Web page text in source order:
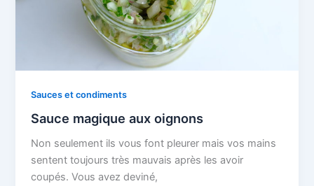
Sauces et condiments
Sauce magique aux oignons
Non seulement ils vous font pleurer mais vos mains
sentent toujours très mauvais après les avoir
coupés. Vous avez deviné,